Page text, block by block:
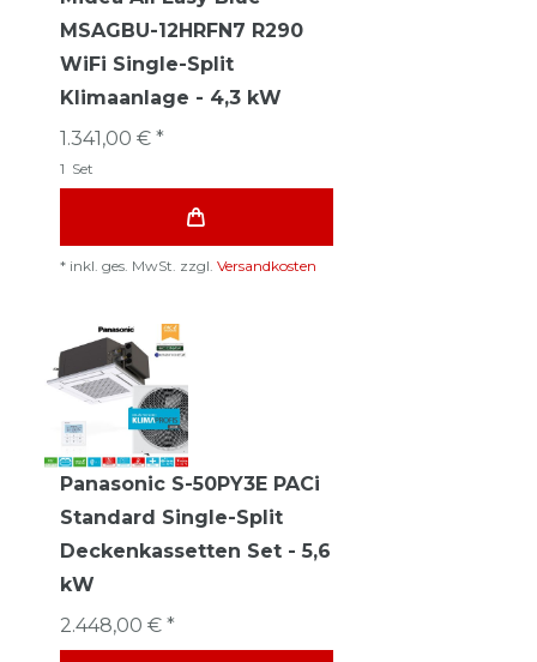
MSAGBU-12HRFN7 R290
WiFi Single-Split
Klimaanlage - 4,3 kW
1.341,00 € *
1 Set
* inkl. ges. MwSt. zzgl. Versandkosten
Panasonic S-50PY3E PACi
Standard Single-Split
Deckenkassetten Set - 5,6
kW
2.448,00 € *